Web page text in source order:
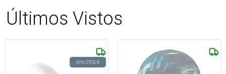
Últimos Vistos
SIN STOCK